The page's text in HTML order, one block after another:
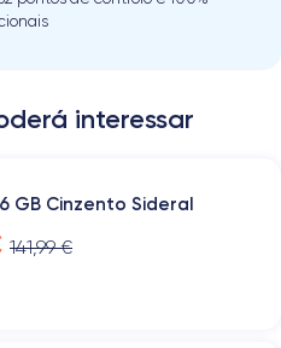
interessar
GB Cinzento Sideral
141,99 €